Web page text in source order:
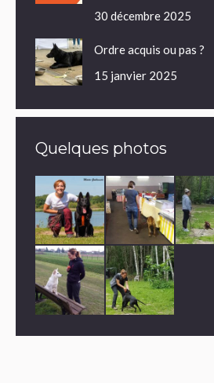
30 décembre 2025
Ordre acquis ou pas ?
15 janvier 2025
Quelques photos